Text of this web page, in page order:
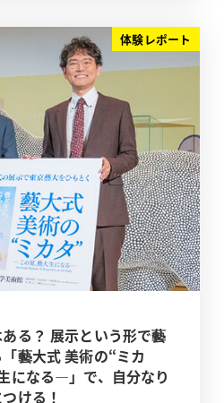
体験レポート
る？ 展示という形で藝
藝大式 美術の“ミカ
になる―」で、自分なり
ける！